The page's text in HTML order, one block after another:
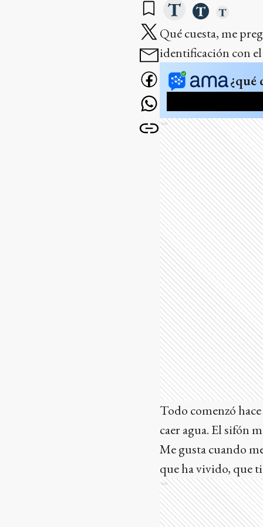
Qué cuesta, me
identificación con
¿qué
Ads
Todo comenzó
caer agua. El sifón
Me gusta cuando
que ha vivido, que
Ads